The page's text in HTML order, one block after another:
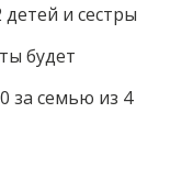
детей и сестры
будет
за семью из 4